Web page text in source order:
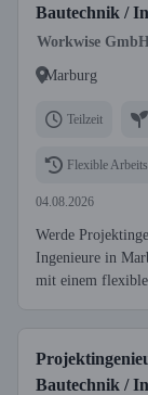
Workwise
Marburg
Teilzeit
Flexible
04.08.2026
Werde
Ingenieure in
mit einem